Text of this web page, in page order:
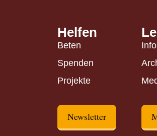
Helfen
Beten
Spenden
Projekte
Newsletter